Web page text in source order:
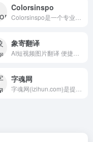
Colorsinspo
象寄翻译
字魂网